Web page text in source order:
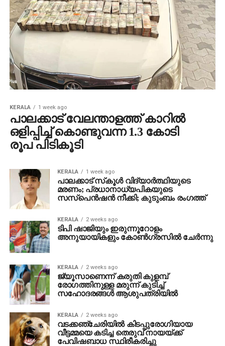
KERALA 1 week ago
പാലക്കാട് വേലന്താളത്ത് കാറില്‍
ഒളിപ്പിച്ച് കൊണ്ടുവന്ന 1.3 കോടി
രൂപ പിടികൂടി
KERALA 1 week ago
പാലക്കാട് സ്‌കൂള്‍ വിദ്യാര്‍ത്ഥിയുടെ
മരണം; പ്രധാനാധ്യപികയുടെ
സസ്പെന്‍ഷന്‍ നീക്കി; കുടുംബം രംഗത്ത്
KERALA 2 weeks ago
ടിപി ഷാജിയും ഇരുന്നൂറോളം
അനുയായികളും കോണ്‍ഗ്രസില്‍ ചേര്‍ന്നു
KERALA 2 weeks ago
ജ്യൂസാണെന്ന് കരുതി കുളമ്പ്
രോഗത്തിനുള്ള മരുന്ന് കുടിച്ച്
സഹോദരങ്ങള്‍ ആശുപത്രിയില്‍
KERALA 2 weeks ago
വടക്കഞ്ചേരിയില്‍ കിടപ്പുരോഗിയായ
വീട്ടമ്മയെ കടിച്ച തെരുവ് നായയ്ക്ക്
പേവിഷബാധ സ്ഥിരീകരിച്ചു